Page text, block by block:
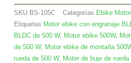
SKU BS-105C Categorías Ebike Motor
Etiquetas Motor ebike con engranaje
BLDC de 500 W, Motor ebike 500W,
de 500 W, Motor ebike de montaña
rueda de 500 W, Motor de buje de